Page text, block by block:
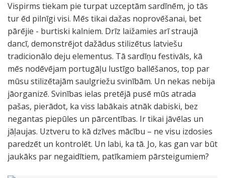
Vispirms tiekam pie turpat uzceptām sardīnēm, jo tās
tur ēd pilnīgi visi. Mēs tikai dažas noprovēšanai, bet
pārējie - burtiski kalniem. Drīz laižamies arī straujā
dancī, demonstrējot dažādus stilizētus latviešu
tradicionālo deju elementus. Tā sardīņu festivāls, kā
mēs nodēvējam portugāļu lustīgo ballēšanos, top par
mūsu stilizētajām saulgriežu svinībām. Un nekas nebija
jāorganizē. Svinības ielas pretējā pusē mūs atrada
pašas, pierādot, ka viss labākais atnāk dabiski, bez
negantas piepūles un pārcentības. Ir tikai jāvēlas un
jāļaujas. Uztveru to kā dzīves mācību – ne visu izdosies
paredzēt un kontrolēt. Un labi, ka tā. Jo, kas gan var būt
jaukāks par negaidītiem, patīkamiem pārsteigumiem?